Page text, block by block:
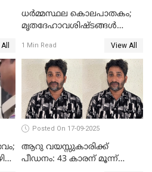
ധർമ്മസ്ഥല കൊലപാതകം;
മൃതദേഹാവശിഷ്ടങ്ങൾ
1 Min Read View All
Posted On 17-09-2025
ആറു വയസ്സുകാരിക്ക്
പീഡനം: 43 കാരന് മൂന്ന്